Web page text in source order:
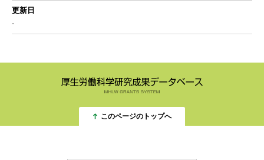
更新日
-
このページのトップへ